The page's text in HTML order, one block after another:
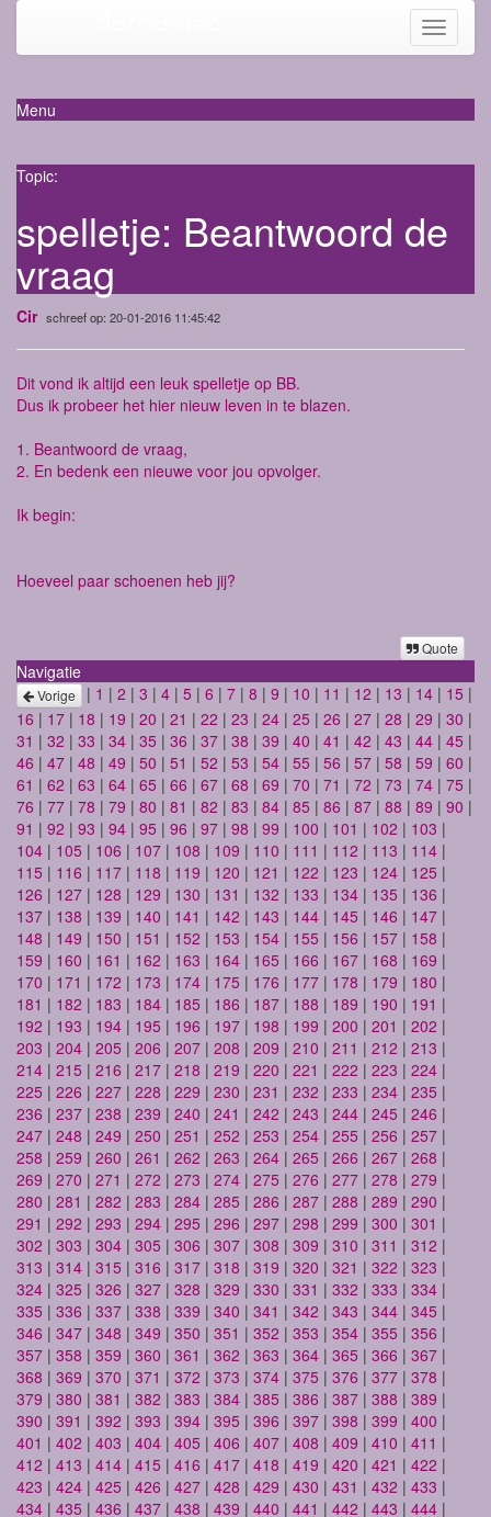
Toggle
Menu
Topic:
spelletje: Beantwoord de
vraag
Cir schreef op: 20-01-2016 11:45:42
Dit vond ik altijd een leuk spelletje op BB.
Dus ik probeer het hier nieuw leven in te blazen.
1. Beantwoord de vraag,
2. En bedenk een nieuwe voor jou opvolger.
Ik begin:
Hoeveel paar schoenen heb jij?
Quote
Navigatie
Vorige | 1 | 2 | 3 | 4 | 5 | 6 | 7 | 8 | 9 | 10 | 11 | 12 | 13 | 14 | 15 |
16 | 17 | 18 | 19 | 20 | 21 | 22 | 23 | 24 | 25 | 26 | 27 | 28 | 29 | 30 |
31 | 32 | 33 | 34 | 35 | 36 | 37 | 38 | 39 | 40 | 41 | 42 | 43 | 44 | 45 |
46 | 47 | 48 | 49 | 50 | 51 | 52 | 53 | 54 | 55 | 56 | 57 | 58 | 59 | 60 |
61 | 62 | 63 | 64 | 65 | 66 | 67 | 68 | 69 | 70 | 71 | 72 | 73 | 74 | 75 |
76 | 77 | 78 | 79 | 80 | 81 | 82 | 83 | 84 | 85 | 86 | 87 | 88 | 89 | 90 |
91 | 92 | 93 | 94 | 95 | 96 | 97 | 98 | 99 | 100 | 101 | 102 | 103 |
104 | 105 | 106 | 107 | 108 | 109 | 110 | 111 | 112 | 113 | 114 |
115 | 116 | 117 | 118 | 119 | 120 | 121 | 122 | 123 | 124 | 125 |
126 | 127 | 128 | 129 | 130 | 131 | 132 | 133 | 134 | 135 | 136 |
137 | 138 | 139 | 140 | 141 | 142 | 143 | 144 | 145 | 146 | 147 |
148 | 149 | 150 | 151 | 152 | 153 | 154 | 155 | 156 | 157 | 158 |
159 | 160 | 161 | 162 | 163 | 164 | 165 | 166 | 167 | 168 | 169 |
170 | 171 | 172 | 173 | 174 | 175 | 176 | 177 | 178 | 179 | 180 |
181 | 182 | 183 | 184 | 185 | 186 | 187 | 188 | 189 | 190 | 191 |
192 | 193 | 194 | 195 | 196 | 197 | 198 | 199 | 200 | 201 | 202 |
203 | 204 | 205 | 206 | 207 | 208 | 209 | 210 | 211 | 212 | 213 |
214 | 215 | 216 | 217 | 218 | 219 | 220 | 221 | 222 | 223 | 224 |
225 | 226 | 227 | 228 | 229 | 230 | 231 | 232 | 233 | 234 | 235 |
236 | 237 | 238 | 239 | 240 | 241 | 242 | 243 | 244 | 245 | 246 |
247 | 248 | 249 | 250 | 251 | 252 | 253 | 254 | 255 | 256 | 257 |
258 | 259 | 260 | 261 | 262 | 263 | 264 | 265 | 266 | 267 | 268 |
269 | 270 | 271 | 272 | 273 | 274 | 275 | 276 | 277 | 278 | 279 |
280 | 281 | 282 | 283 | 284 | 285 | 286 | 287 | 288 | 289 | 290 |
291 | 292 | 293 | 294 | 295 | 296 | 297 | 298 | 299 | 300 | 301 |
302 | 303 | 304 | 305 | 306 | 307 | 308 | 309 | 310 | 311 | 312 |
313 | 314 | 315 | 316 | 317 | 318 | 319 | 320 | 321 | 322 | 323 |
324 | 325 | 326 | 327 | 328 | 329 | 330 | 331 | 332 | 333 | 334 |
335 | 336 | 337 | 338 | 339 | 340 | 341 | 342 | 343 | 344 | 345 |
346 | 347 | 348 | 349 | 350 | 351 | 352 | 353 | 354 | 355 | 356 |
357 | 358 | 359 | 360 | 361 | 362 | 363 | 364 | 365 | 366 | 367 |
368 | 369 | 370 | 371 | 372 | 373 | 374 | 375 | 376 | 377 | 378 |
379 | 380 | 381 | 382 | 383 | 384 | 385 | 386 | 387 | 388 | 389 |
390 | 391 | 392 | 393 | 394 | 395 | 396 | 397 | 398 | 399 | 400 |
401 | 402 | 403 | 404 | 405 | 406 | 407 | 408 | 409 | 410 | 411 |
412 | 413 | 414 | 415 | 416 | 417 | 418 | 419 | 420 | 421 | 422 |
423 | 424 | 425 | 426 | 427 | 428 | 429 | 430 | 431 | 432 | 433 |
434 | 435 | 436 | 437 | 438 | 439 | 440 | 441 | 442 | 443 | 444 |